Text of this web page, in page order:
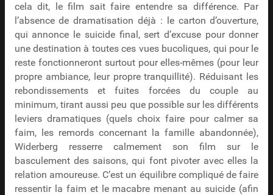
cela dit, le film sait faire entendre sa différence. Par
l’absence de dramatisation déjà : le carton d’ouverture,
qui annonce le suicide final, sert d’excuse pour donner
une destination à toutes ces vues bucoliques, qui pour le
reste fonctionneront surtout pour elles-mêmes (pour leur
propre ambiance, leur propre tranquillité). Réduisant les
rebondissements et fuites forcées du couple au
minimum, tirant aussi peu que possible sur les différents
leviers dramatiques (quels choix faire pour calmer sa
faim, les remords concernant la famille abandonnée),
Widerberg resserre calmement son film sur le
basculement des saisons, qui font pivoter avec elles la
relation amoureuse. C’est un équilibre compliqué de faire
ressentir la faim et le macabre menant au suicide (afin